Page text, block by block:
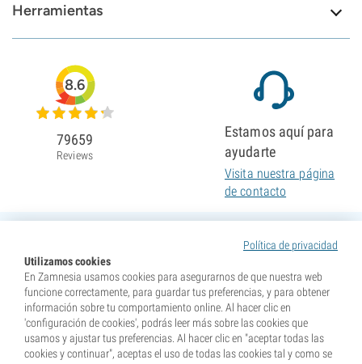
Herramientas
Política de privacidad
Utilizamos cookies
En Zamnesia usamos cookies para asegurarnos de que nuestra web
funcione correctamente, para guardar tus preferencias, y para obtener
información sobre tu comportamiento online. Al hacer clic en
'configuración de cookies', podrás leer más sobre las cookies que
usamos y ajustar tus preferencias. Al hacer clic en "aceptar todas las
cookies y continuar", aceptas el uso de todas las cookies tal y como se
8.6
79659
Reviews
Estamos aquí para
ayudarte
Visita nuestra página
de contacto